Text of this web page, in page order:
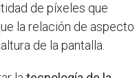
de píxeles que
la relación de aspecto
de la pantalla.